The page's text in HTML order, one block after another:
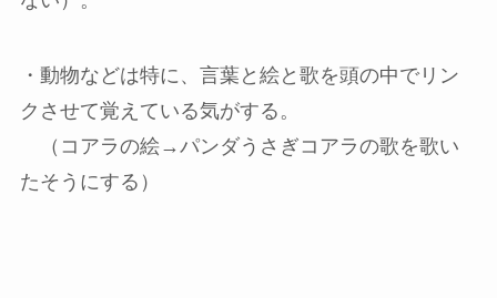
・動物などは特に、言葉と絵と歌を頭の中でリン
クさせて覚えている気がする。
（コアラの絵→パンダうさぎコアラの歌を歌い
たそうにする）